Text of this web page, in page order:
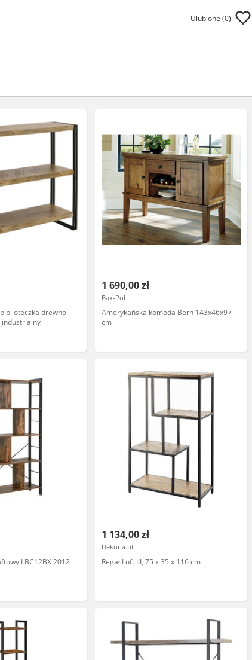
Ulubione (0)
drewno
industrialny
1 690,00 zł
Bax-Pol
Amerykańska komoda Bern 143x46x97
cm
LBC12BX 2012
1 134,00 zł
Dekoria.pl
Regał Loft III, 75 x 35 x 116 cm